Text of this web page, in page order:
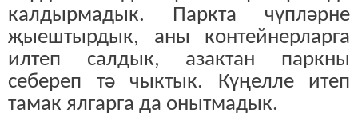
калдырмадык. Паркта чүпләрне
җыештырдык, аны контейнерларга
илтеп салдык, азактан паркны
себереп тә чыктык. Күңелле итеп
тамак ялгарга да онытмадык.